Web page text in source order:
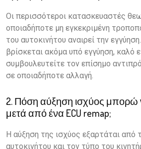
Οι περισσότεροι κατασκευαστές
οποιαδήποτε μη εγκεκριμένη
του αυτοκινήτου αναιρεί την
βρίσκεται ακόμα υπό εγγύηση, καλό
συμβουλευτείτε τον επίσημο
σε οποιαδήποτε αλλαγή.
2. Πόση αύξηση ισχύος μπορώ
μετά από ένα ECU remap;
Η αύξηση της ισχύος εξαρτάται από
αυτοκινήτου και τον τύπο του